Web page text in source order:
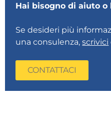
Hai bisogno di aiuto o
Se desideri più
una consulenza,scrivici
CONTATTACI